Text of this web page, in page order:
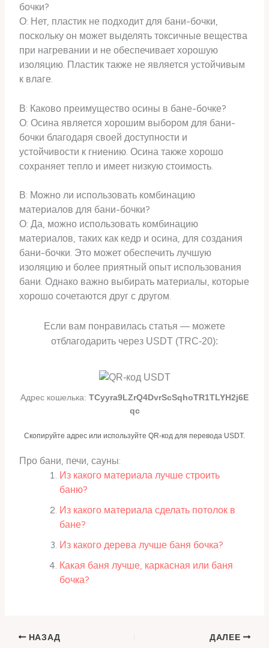
бочки?
О: Нет, пластик не подходит для бани-бочки,
поскольку он может выделять токсичные вещества
при нагревании и не обеспечивает хорошую
изоляцию. Пластик также не является устойчивым
к влаге.
В: Каково преимущество осины в бане-бочке?
О: Осина является хорошим выбором для бани-
бочки благодаря своей доступности и
устойчивости к гниению. Осина также хорошо
сохраняет тепло и имеет низкую стоимость.
В: Можно ли использовать комбинацию
материалов для бани-бочки?
О: Да, можно использовать комбинацию
материалов, таких как кедр и осина, для создания
бани-бочки. Это может обеспечить лучшую
изоляцию и более приятный опыт использования
бани. Однако важно выбирать материалы, которые
хорошо сочетаются друг с другом.
Если вам понравилась статья — можете
отблагодарить через USDT (TRC-20):
Адрес кошелька: TCyyra9LZrQ4DvrScSqhoTR1TLYH2j6E
qc
Скопируйте адрес или используйте QR-код для перевода USDT.
Про бани, печи, сауны:
Из какого материала лучше строить
баню?
Из какого материала сделать потолок в
бане?
Из какого дерева лучше баня бочка?
Какая баня лучше, каркасная или баня
бочка?
НАЗАД ДАЛЕЕ